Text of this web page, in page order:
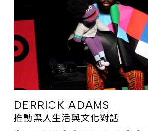
DERRICK ADAMS
推動黑人生活與文化對話